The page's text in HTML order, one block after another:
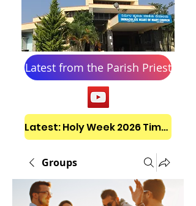
Latest from the Parish Priest
Latest: Holy Week 2026 Timetable
Groups